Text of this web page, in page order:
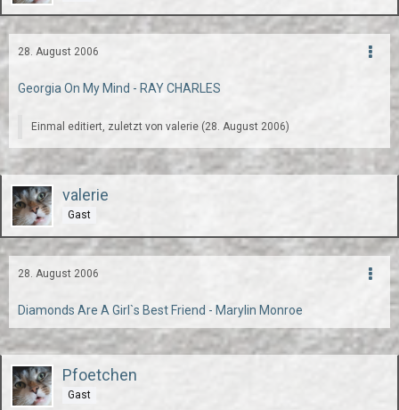
28. August 2006
Georgia On My Mind - RAY CHARLES
Einmal editiert, zuletzt von valerie (28. August 2006)
valerie
Gast
28. August 2006
Diamonds Are A Girl`s Best Friend - Marylin Monroe
Pfoetchen
Gast